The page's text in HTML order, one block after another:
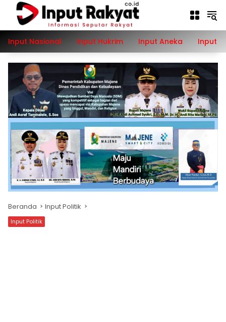
Langsung
konten
Input Nasional
Input Hukrim Input Aneka Input
Beranda Input Politik
Input Politik